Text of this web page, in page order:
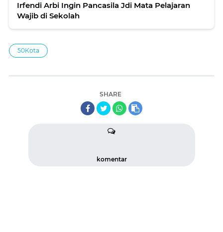
Irfendi Arbi Ingin Pancasila Jdi Mata Pelajaran
Wajib di Sekolah
50Kota
SHARE
komentar